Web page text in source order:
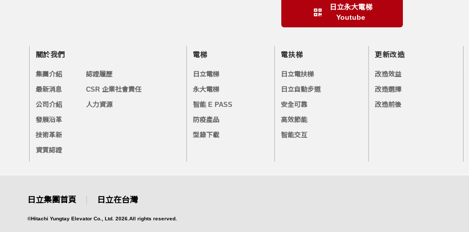
日立永大電梯
Youtube
關於我們
集團介紹
最新消息
公司介紹
發展沿革
技術革新
資質認證
認證履歷
CSR 企業社會責任
人力資源
電梯
日立電梯
永大電梯
智能 E PASS
防疫產品
型錄下載
電扶梯
日立電扶梯
日立自動步道
安全可靠
高效節能
智能交互
更新改造
改造效益
改造選擇
改造前後
日立集團首頁 日立在台灣
©Hitachi Yungtay Elevator Co., Ltd. 2026.All rights reserved.